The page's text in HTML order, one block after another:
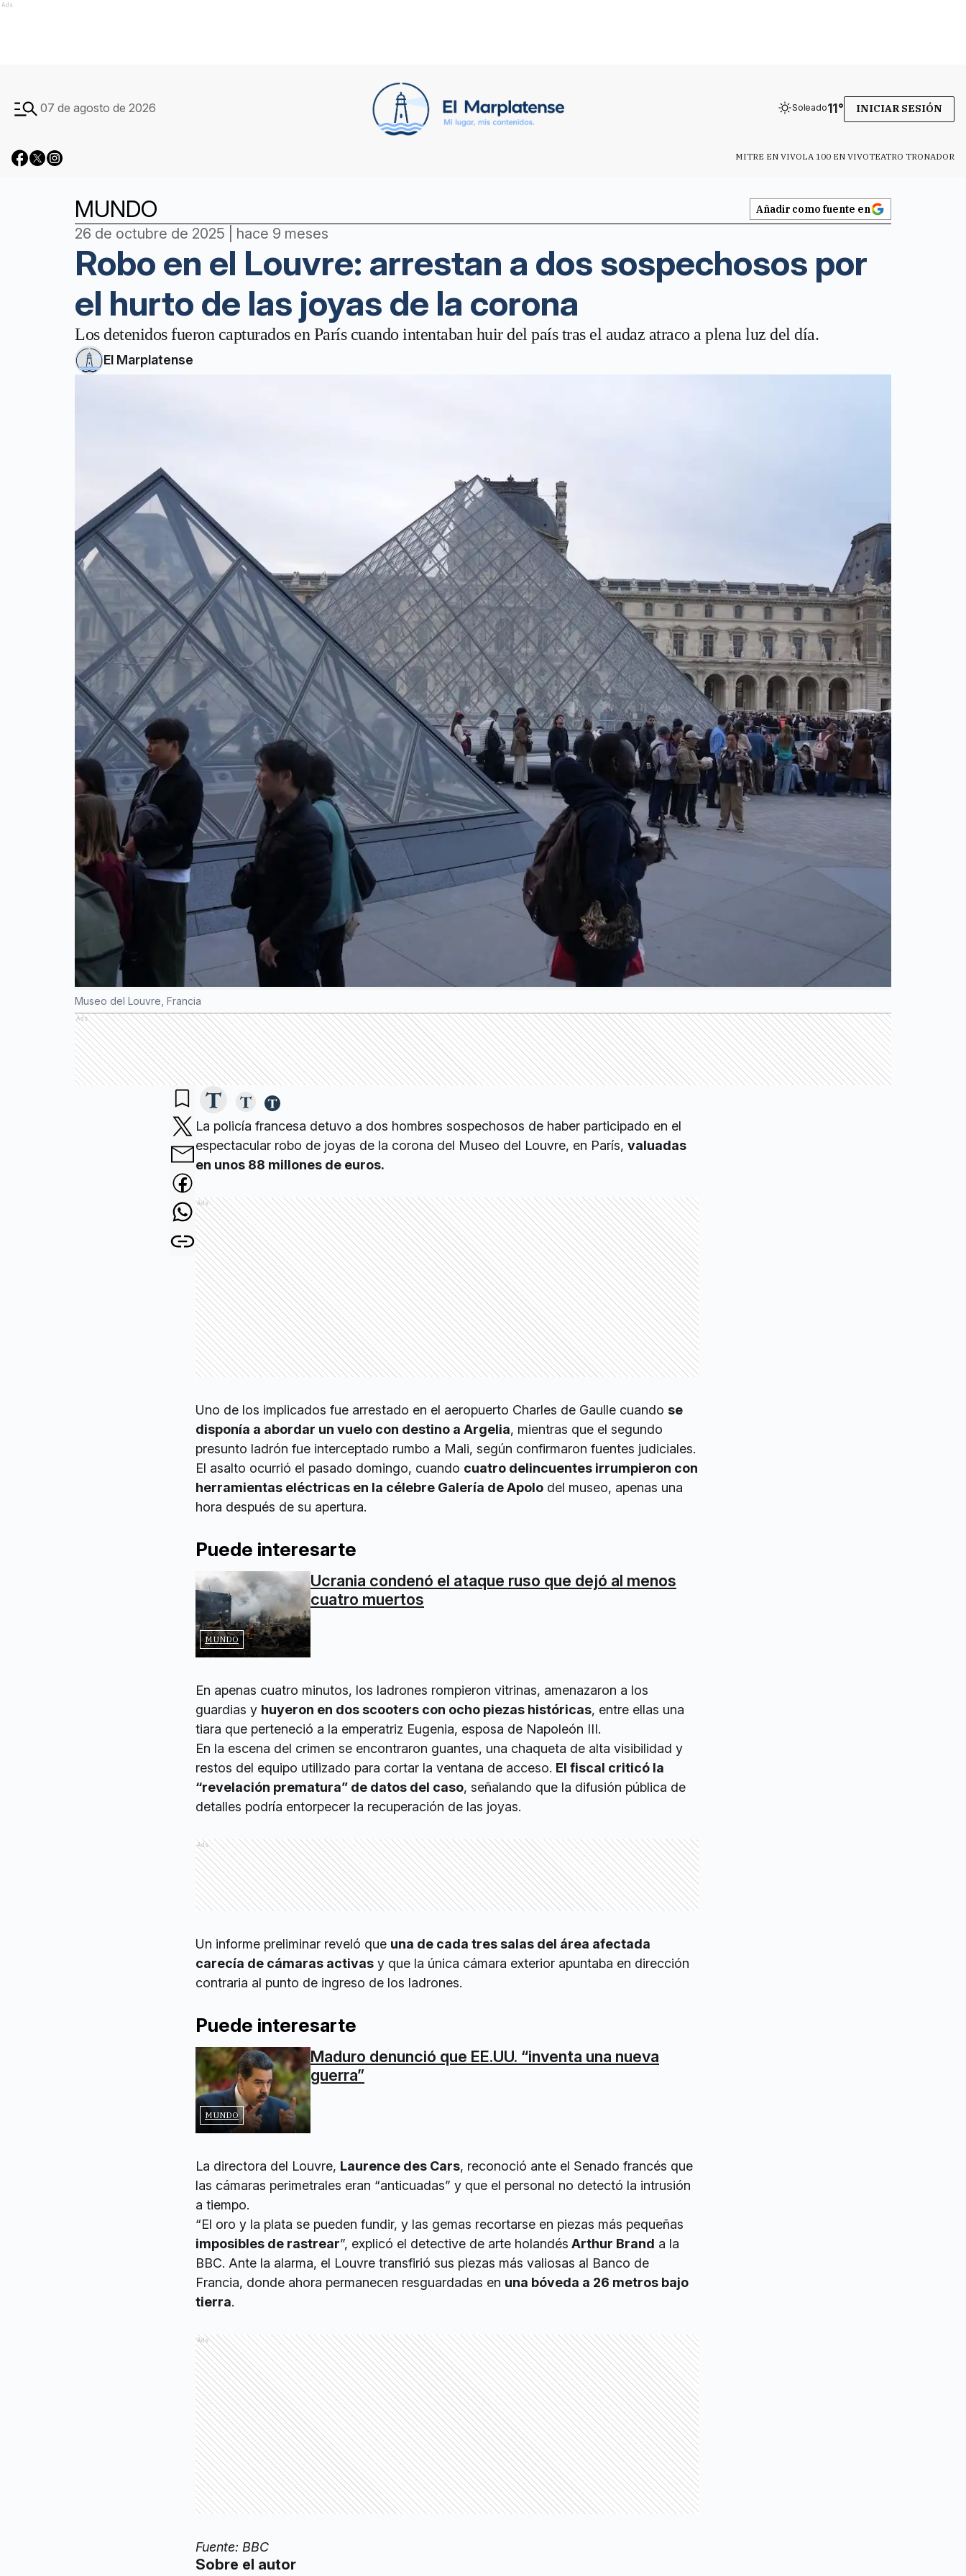
Ads
07 de agosto de 2026 Soleado11° INICIAR SESIÓN
MITRE EN VIVOLA 100 EN VIVOTEATRO TRONADOR
MUNDO Añadir como fuente en
26 de octubre de 2025 | hace 9 meses
Robo en el Louvre: arrestan a dos sospechosos por
el hurto de las joyas de la corona
Los detenidos fueron capturados en París cuando intentaban huir del país tras el audaz atraco a plena luz del día.
El Marplatense
Museo del Louvre, Francia
Ads
La policía francesa detuvo a dos hombres sospechosos de haber participado en el
espectacular robo de joyas de la corona del Museo del Louvre, en París, valuadas
en unos 88 millones de euros.
Ads
Uno de los implicados fue arrestado en el aeropuerto Charles de Gaulle cuando se
disponía a abordar un vuelo con destino a Argelia, mientras que el segundo
presunto ladrón fue interceptado rumbo a Mali, según confirmaron fuentes judiciales.
El asalto ocurrió el pasado domingo, cuando cuatro delincuentes irrumpieron con
herramientas eléctricas en la célebre Galería de Apolo del museo, apenas una
hora después de su apertura.
Puede interesarte
MUNDO
Ucrania condenó el ataque ruso que dejó al menos
cuatro muertos
En apenas cuatro minutos, los ladrones rompieron vitrinas, amenazaron a los
guardias y huyeron en dos scooters con ocho piezas históricas, entre ellas una
tiara que perteneció a la emperatriz Eugenia, esposa de Napoleón III.
En la escena del crimen se encontraron guantes, una chaqueta de alta visibilidad y
restos del equipo utilizado para cortar la ventana de acceso. El fiscal criticó la
“revelación prematura” de datos del caso, señalando que la difusión pública de
detalles podría entorpecer la recuperación de las joyas.
Ads
Un informe preliminar reveló que una de cada tres salas del área afectada
carecía de cámaras activas y que la única cámara exterior apuntaba en dirección
contraria al punto de ingreso de los ladrones.
Puede interesarte
MUNDO
Maduro denunció que EE.UU. “inventa una nueva
guerra”
La directora del Louvre, Laurence des Cars, reconoció ante el Senado francés que
las cámaras perimetrales eran “anticuadas” y que el personal no detectó la intrusión
a tiempo.
“El oro y la plata se pueden fundir, y las gemas recortarse en piezas más pequeñas
imposibles de rastrear”, explicó el detective de arte holandés Arthur Brand a la
BBC. Ante la alarma, el Louvre transfirió sus piezas más valiosas al Banco de
Francia, donde ahora permanecen resguardadas en una bóveda a 26 metros bajo
tierra.
Ads
Fuente: BBC
Sobre el autor